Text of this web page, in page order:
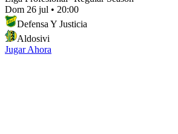
Dom 26 jul • 20:00
Defensa Y Justicia
Aldosivi
Jugar Ahora